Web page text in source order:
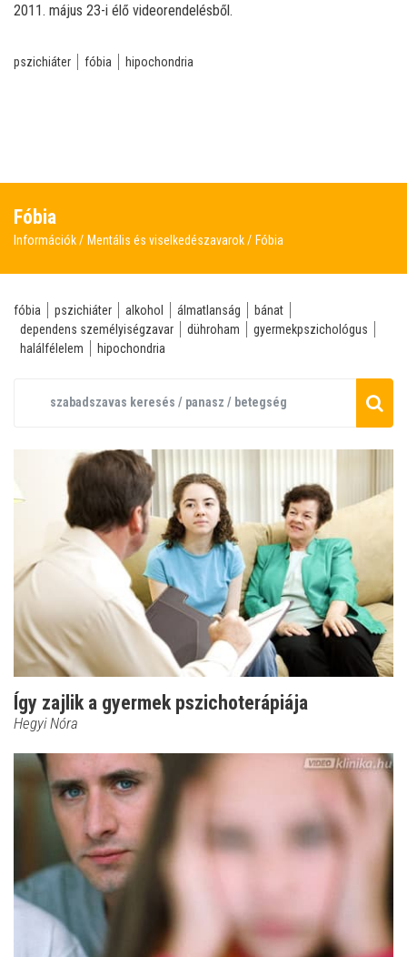
2011. május 23-i élő videorendelésből.
pszichiáter fóbia hipochondria
Fóbia
Információk Mentális és viselkedészavarok Fóbia
fóbia pszichiáter alkohol álmatlanság
bánat
dependens személyiségzavar
dühroham
gyermekpszichológus
halálfélelem
hipochondria
Így zajlik a gyermek pszichoterápiája
Hegyi Nóra